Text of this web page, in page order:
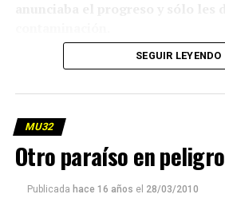
SEGUIR LEYENDO
MU32
Otro paraíso en peligro
Publicada hace 16 años el 28/03/2010